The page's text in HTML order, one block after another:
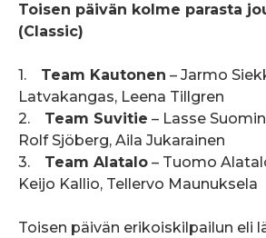
Toisen päivän kolme parasta
(Classic)
1. Team Kautonen – Jarmo
Latvakangas, Leena Tillgren
2. Team Suvitie – Lasse
Rolf Sjöberg, Aila Jukarainen
3. Team Alatalo – Tuomo
Keijo Kallio, Tellervo Maunuksela
Toisen päivän erikoiskilpailun eli